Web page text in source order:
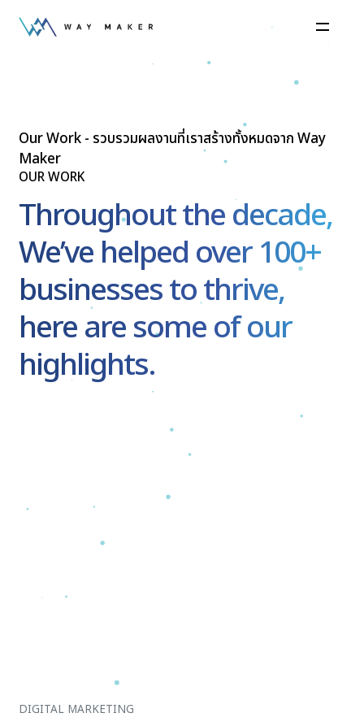
Our Work - รวบรวมผลงานที่เราสร้างทั้งหมดจาก Way
Maker
OUR WORK
Throughout the decade,
We’ve helped over 100+
businesses to thrive,
here are some of our
highlights.
DIGITAL MARKETING